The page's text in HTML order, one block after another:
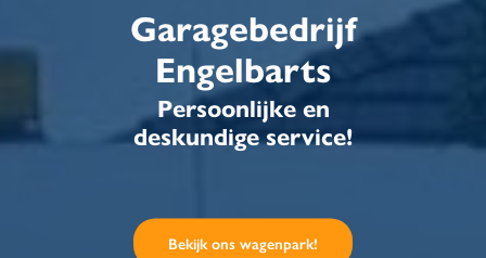
Garagebedrijf
Engelbarts
Persoonlijke en
deskundige service!
Bekijk ons wagenpark!